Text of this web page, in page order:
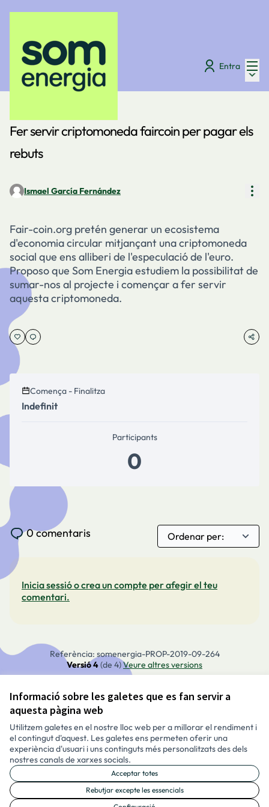
Informació sobre les galetes que es fan servir a
aquesta pàgina web
Utilitzem galetes en el nostre lloc web per a millorar el rendiment i
el contingut d'aquest. Les galetes ens permeten oferir una
experiència d'usuari i uns continguts més personalitzats des dels
nostres canals de xarxes socials.
Acceptar totes
Rebutjar excepte les essencials
Entra
Digues la teva/Fòrum
Fer servir criptomoneda faircoin per pagar els
rebuts
Ismael García Fernández
Fair-coin.org pretén generar un ecosistema
d'economia circular mitjançant una criptomoneda
social que ens alliberi de l'especulació de l'euro.
Proposo que Som Energia estudiem la possibilitat de
sumar-nos al projecte i començar a fer servir
aquesta criptomoneda.
Comença - Finalitza
Indefinit
Participants
0
0 comentaris
Inicia sessió o crea un compte per afegir el teu
comentari.
Referència: somenergia-PROP-2019-09-264
Versió 4(de 4) veure altres versions
Avís legal i condicions d’ús
Configuració de les galetes
Català
Triar la llenguaElegir el idiomaAukeratu hizkuntzaChoose language
Made with ❤️
(Enllaç extern)
Amb
(Enllaç